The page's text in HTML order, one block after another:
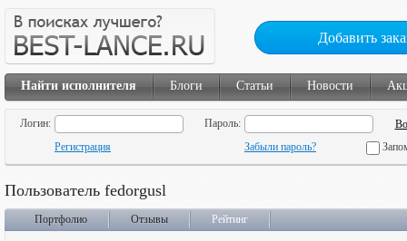
Добавить
Найти исполнителя Блоги Статьи Новости
Логин:
Пароль:
Регистрация
Забыли пароль?
Пользователь fedorgusl
Портфолио Отзывы Рейтинг